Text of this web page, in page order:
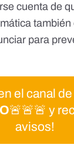
cuenta de
también
para
el canal
🚨🚨🚨 y
avisos!